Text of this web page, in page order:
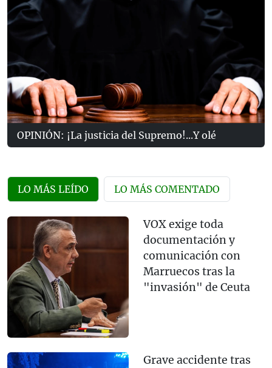
OPINIÓN: ¡La justicia del Supremo!...Y olé
LO MÁS LEÍDO LO MÁS COMENTADO
VOX exige toda
documentación y
comunicación con
Marruecos tras la
"invasión" de Ceuta
Grave accidente tras